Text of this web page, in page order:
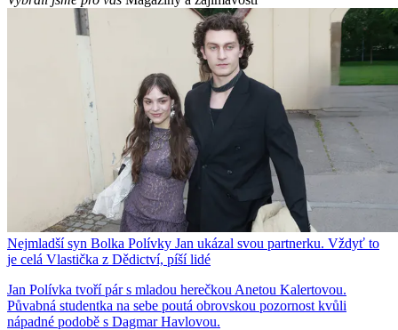
Nejmladší syn Bolka Polívky Jan ukázal svou partnerku. Vždyť to
je celá Vlastička z Dědictví, píší lidé
Jan Polívka tvoří pár s mladou herečkou Anetou Kalertovou.
Půvabná studentka na sebe poutá obrovskou pozornost kvůli
nápadné podobě s Dagmar Havlovou.